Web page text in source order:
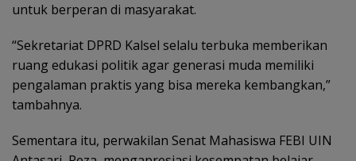
untuk berperan di masyarakat.
‎“Sekretariat DPRD Kalsel selalu terbuka memberikan
ruang edukasi politik agar generasi muda memiliki
pengalaman praktis yang bisa mereka kembangkan,”
tambahnya.
‎Sementara itu, perwakilan Senat Mahasiswa FEBI UIN